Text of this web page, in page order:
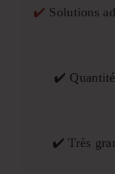
✔️ Solutions
✔️
✔️ Très